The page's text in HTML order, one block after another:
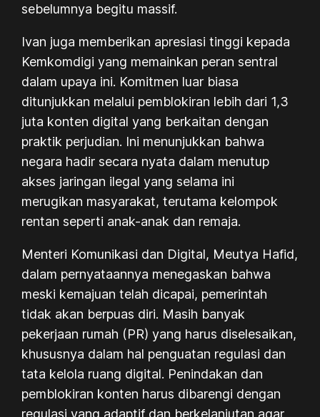
sebelumnya begitu massif.
Ivan juga memberikan apresiasi tinggi kepada
Kemkomdigi yang memainkan peran sentral
dalam upaya ini. Komitmen luar biasa
ditunjukkan melalui pemblokiran lebih dari 1,3
juta konten digital yang berkaitan dengan
praktik perjudian. Ini menunjukkan bahwa
negara hadir secara nyata dalam menutup
akses jaringan ilegal yang selama ini
merugikan masyarakat, terutama kelompok
rentan seperti anak-anak dan remaja.
Menteri Komunikasi dan Digital, Meutya Hafid,
dalam pernyataannya menegaskan bahwa
meski kemajuan telah dicapai, pemerintah
tidak akan berpuas diri. Masih banyak
pekerjaan rumah (PR) yang harus diselesaikan,
khususnya dalam hal penguatan regulasi dan
tata kelola ruang digital. Penindakan dan
pemblokiran konten harus dibarengi dengan
regulasi yang adaptif dan berkelanjutan agar